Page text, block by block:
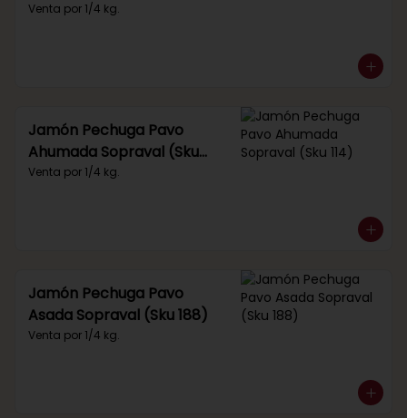
Venta por 1/4 kg.
Jamón Pechuga Pavo
Ahumada Sopraval (Sku
114)
Venta por 1/4 kg.
Jamón Pechuga Pavo
Asada Sopraval (Sku 188)
Venta por 1/4 kg.